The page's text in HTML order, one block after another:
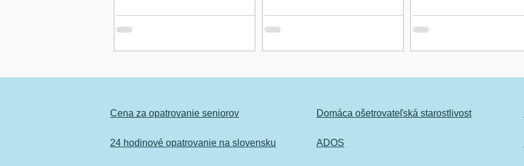
Cena za opatrovanie seniorov
24 hodinové opatrovanie na slovensku
Domáca ošetrovateľská starostlivost
ADOS